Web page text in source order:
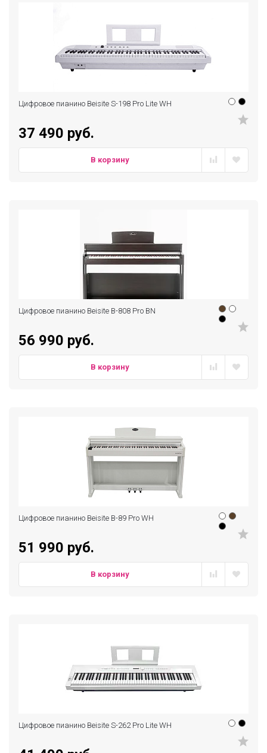
Цифровое пианино Beisite S-198 Pro Lite WH
37 490 руб.
В корзину
Цифровое пианино Beisite B-808 Pro BN
56 990 руб.
В корзину
Цифровое пианино Beisite B-89 Pro WH
51 990 руб.
В корзину
Цифровое пианино Beisite S-262 Pro Lite WH